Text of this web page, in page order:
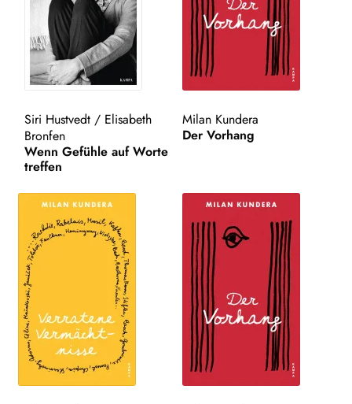
WEITERE VERLAGE
Search:
Siri Hustvedt/ Elisabeth
Bronfen
Wenn Gefühle auf Worte
treffen
Milan Kundera
Der Vorhang